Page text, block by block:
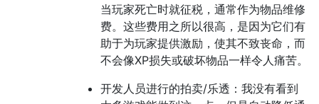
当玩家死亡时就征税，通常作为物品维修
费。这些费用之所以很高，是因为它们有
助于为玩家提供激励，使其不致丧命，而
不会像XP损失或破坏物品一样令人痛苦。
开发人员进行的拍卖/乐透：我没有看到